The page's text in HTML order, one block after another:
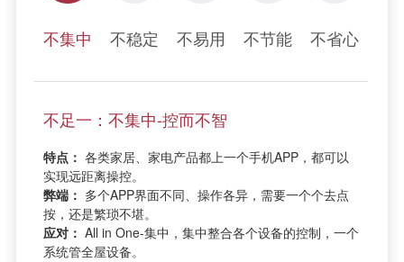
不集中 不稳定 不易用 不节能 不省心
不足一：不集中-控而不智
特点： 各类家居、家电产品都上一个手机APP，都可以
实现远距离操控。
弊端： 多个APP界面不同、操作各异，需要一个个去点
按，还是繁琐不堪。
应对： All in One-集中，集中整合各个设备的控制，一个
系统管全屋设备。